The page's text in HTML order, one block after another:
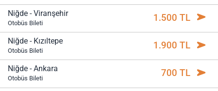
Niğde - Viranşehir
Otobüs Bileti 1.500 TL
Niğde - Kızıltepe
Otobüs Bileti 1.900 TL
Niğde - Ankara
Otobüs Bileti 700 TL